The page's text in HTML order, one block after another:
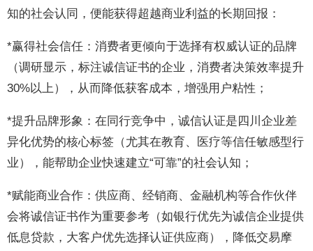
知的社会认同，便能获得超越商业利益的长期回报：
*赢得社会信任：消费者更倾向于选择有权威认证的品牌
（调研显示，标注诚信证书的企业，消费者决策效率提升
30%以上），从而降低获客成本，增强用户粘性；
*提升品牌形象：在同行竞争中，诚信认证是四川企业差
异化优势的核心标签（尤其在教育、医疗等信任敏感型行
业），能帮助企业快速建立“可靠”的社会认知；
*赋能商业合作：供应商、经销商、金融机构等合作伙伴
会将诚信证书作为重要参考（如银行优先为诚信企业提供
低息贷款，大客户优先选择认证供应商），降低交易摩